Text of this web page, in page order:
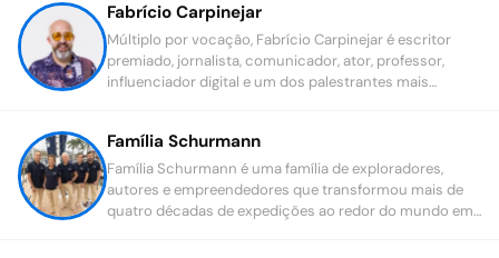
Fabrício Carpinejar
Múltiplo por vocação, Fabrício Carpinejar é escritor
premiado, jornalista, comunicador, ator, professor,
influenciador digital e um dos palestrantes mais
Família Schurmann
Família Schurmann é uma família de exploradores,
autores e empreendedores que transformou mais de
quatro décadas de expedições ao redor do mundo em